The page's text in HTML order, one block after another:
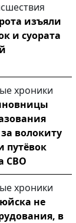
изъяли
и суората
хроники
волокиту
путёвок
СВО
хроники
не
в